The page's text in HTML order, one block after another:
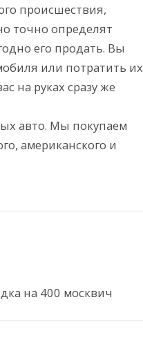
происшествия,
точно определят
его продать. Вы
или потратить их
на руках сразу же
авто. Мы покупаем
американского и
на 400 москвич